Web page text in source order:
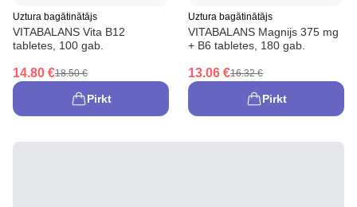
Uztura bagātinātājs
VITABALANS Vita B12
tabletes, 100 gab.
14.80 €18.50 €
Pirkt
Uztura bagātinātājs
VITABALANS Magnijs 375 mg
+ B6 tabletes, 180 gab.
13.06 €16.32 €
Pirkt